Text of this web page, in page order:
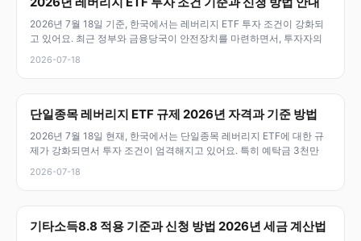
2026년 7월 18일 기준, 한국에서는 레버리지 ETF 투자 조건이 강화되
고 있어요. 최근 정부와 금융당국이 안전장치를 마련하면서, 투자자의
2026-07-18
단일종목 레버리지 ETF 규제 2026년 자격과 기준 방법
2026년 7월 18일 현재, 한국에서는 단일종목 레버리지 ETF에 대한 규
제가 강화되면서 투자 조건이 엄격해지고 있어요. 특히 예탁금 3천만
2026-07-18
기타소득8.8 적용 기준과 신청 방법 2026년 세금 계산법